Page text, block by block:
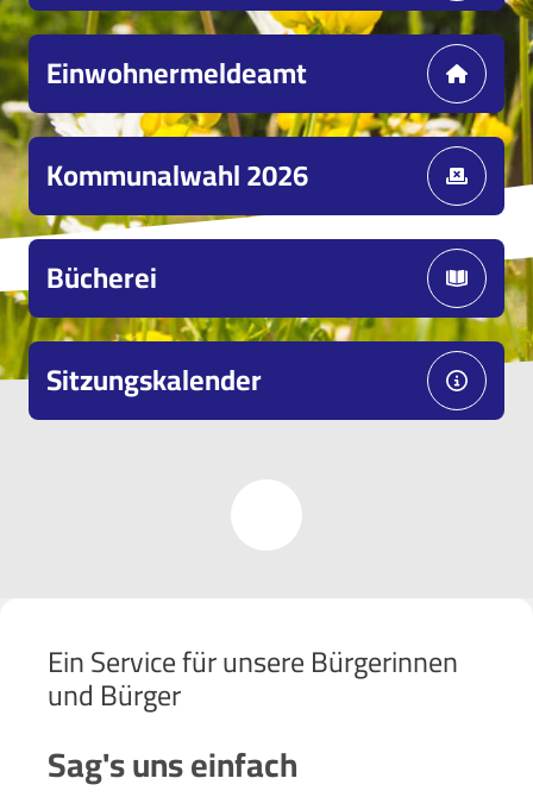
Einwohnermeldeamt
Kommunalwahl 2026
Bücherei
Sitzungskalender
Ein Service für unsere Bürgerinnen
und Bürger
Sag's uns einfach